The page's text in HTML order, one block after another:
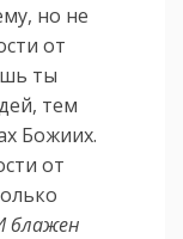
но не
от
ты
тем
Божиих.
от
блажен